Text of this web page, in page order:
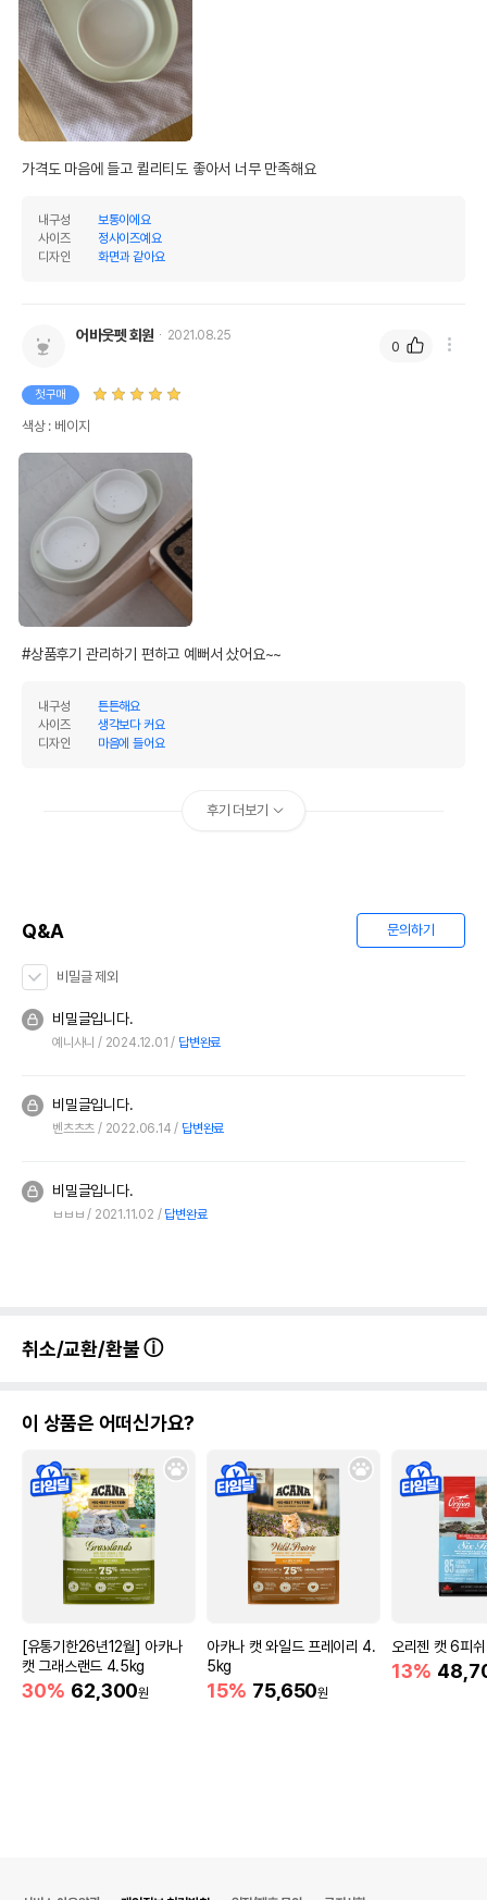
가격도 마음에 들고 퀼리티도 좋아서 너무 만족해요
내구성
보통이에요
사이즈
정사이즈예요
디자인
화면과 같아요
어바웃펫 회원 2021.08.25
첫구매
색상 : 베이지
#상품후기 관리하기 편하고 예뻐서 샀어요~~
내구성
튼튼해요
사이즈
생각보다 커요
디자인
마음에 들어요
0
후기 더보기
Q&A 문의하기
비밀글 제외
비밀글입니다.
예니사니 2024.12.01 답변완료
비밀글입니다.
벤츠츠츠 2022.06.14 답변완료
비밀글입니다.
ㅂㅂㅂ 2021.11.02 답변완료
취소/교환/환불
이 상품은 어떠신가요?
[유통기한26년12월] 아카나
캣 그래스랜드 4.5kg
30% 62,300원
아카나 캣 와일드 프레이리 4.
5kg
15% 75,650원
오리젠 캣 6피
13%